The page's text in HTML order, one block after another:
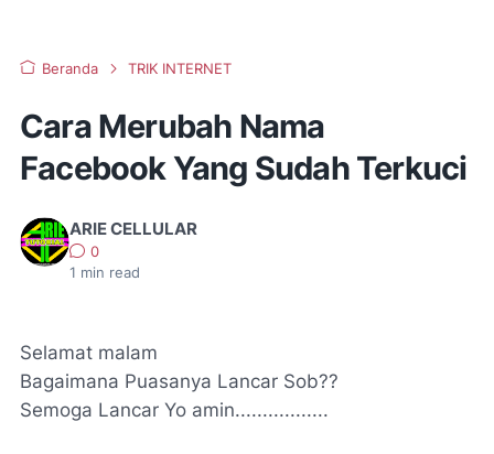
Beranda TRIK INTERNET
Cara Merubah Nama
Facebook Yang Sudah Terkuci
ARIE CELLULAR
0
1 min read
Selamat malam
Bagaimana Puasanya Lancar Sob??
Semoga Lancar Yo amin.................